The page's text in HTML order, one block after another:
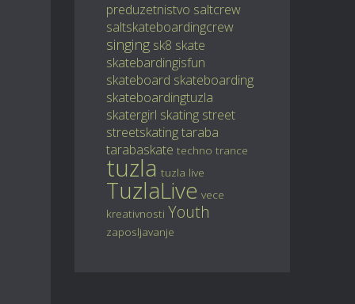
preduzetnistvo saltcrew
saltskateboardingcrew
singing sk8 skate
skatebardingisfun
skateboard skateboarding
skateboardingtuzla
skatergirl skating street
streetskating taraba
tarabaskate techno trance
tuzla tuzla live
TuzlaLive vece
kreativnosti Youth
zaposljavanje